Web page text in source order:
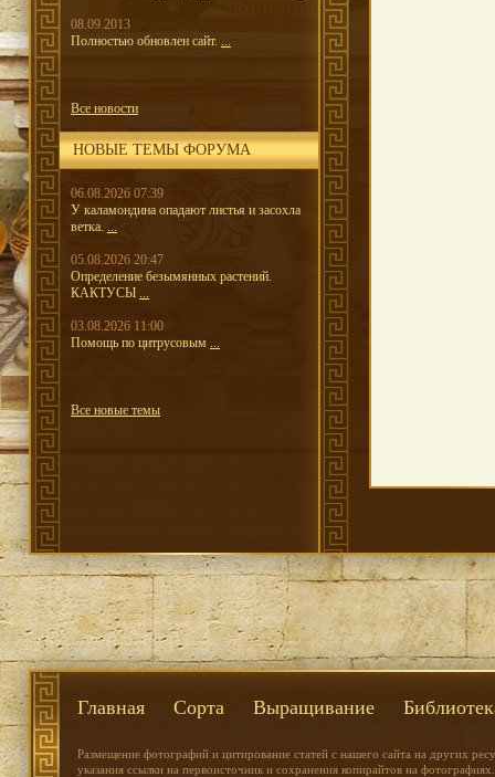
08.09.2013
Полностью обновлен сайт. ...
Все новости
НОВЫЕ ТЕМЫ ФОРУМА
06.08.2026 07:39
У каламондина опадают листья и засохла
ветка. ...
05.08.2026 20:47
Определение безымянных растений.
КАКТУСЫ ...
03.08.2026 11:00
Помощь по цитрусовым ...
Все новые темы
Главная Сорта Выращивание
Размещение фотографий и цитирование статей с нашего сайта на других
указания ссылки на первоисточник и сохранения копирайтов на